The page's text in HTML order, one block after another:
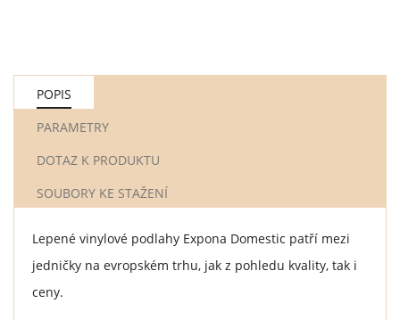
POPIS
PARAMETRY
DOTAZ K PRODUKTU
SOUBORY KE STAŽENÍ
Lepené vinylové podlahy Expona Domestic patří mezi
jedničky na evropském trhu, jak z pohledu kvality, tak i
ceny.